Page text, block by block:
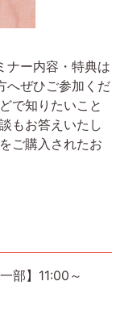
ー内容・特典は
へぜひご参加くだ
で知りたいこと
もお答えいたし
ご購入されたお
部】11:00～